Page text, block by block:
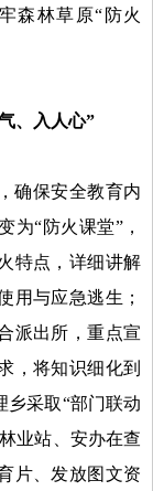
森林草原“防火
、入人心”
确保安全教育内
为“防火课堂”，
特点，详细讲解
用与应急逃生；
派出所，重点宣
，将知识细化到
乡采取“部门联动
业站、安办在查
片、发放图文资